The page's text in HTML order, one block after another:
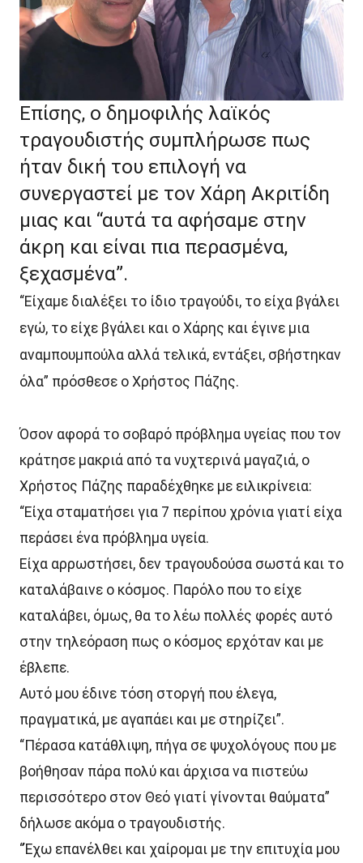
Επίσης, ο δημοφιλής λαϊκός
τραγουδιστής συμπλήρωσε πως
ήταν δική του επιλογή να
συνεργαστεί με τον Χάρη Ακριτίδη
μιας και “αυτά τα αφήσαμε στην
άκρη και είναι πια περασμένα,
ξεχασμένα”.
“Είχαμε διαλέξει το ίδιο τραγούδι, το είχα βγάλει
εγώ, το είχε βγάλει και ο Χάρης και έγινε μια
αναμπουμπούλα αλλά τελικά, εντάξει, σβήστηκαν
όλα” πρόσθεσε ο Χρήστος Πάζης.
Όσον αφορά το σοβαρό πρόβλημα υγείας που τον
κράτησε μακριά από τα νυχτερινά μαγαζιά, ο
Χρήστος Πάζης παραδέχθηκε με ειλικρίνεια:
“Είχα σταματήσει για 7 περίπου χρόνια γιατί είχα
περάσει ένα πρόβλημα υγεία.
Είχα αρρωστήσει, δεν τραγουδούσα σωστά και το
καταλάβαινε ο κόσμος. Παρόλο που το είχε
καταλάβει, όμως, θα το λέω πολλές φορές αυτό
στην τηλεόραση πως ο κόσμος ερχόταν και με
έβλεπε.
Αυτό μου έδινε τόση στοργή που έλεγα,
πραγματικά, με αγαπάει και με στηρίζει”.
“Πέρασα κατάθλιψη, πήγα σε ψυχολόγους που με
βοήθησαν πάρα πολύ και άρχισα να πιστεύω
περισσότερο στον Θεό γιατί γίνονται θαύματα”
δήλωσε ακόμα ο τραγουδιστής.
“Έχω επανέλθει και χαίρομαι με την επιτυχία μου